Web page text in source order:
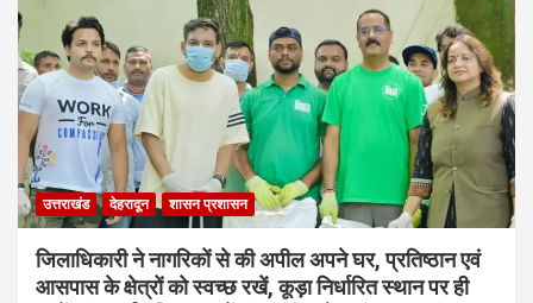
उत्तराखंड देहरादून शासन प्रशासन
जिलाधिकारी ने नागरिकों से की अपील अपने घर, प्रतिष्ठान एवं
आसपास के क्षेत्रों को स्वच्छ रखें, कूड़ा निर्धारित स्थान पर ही